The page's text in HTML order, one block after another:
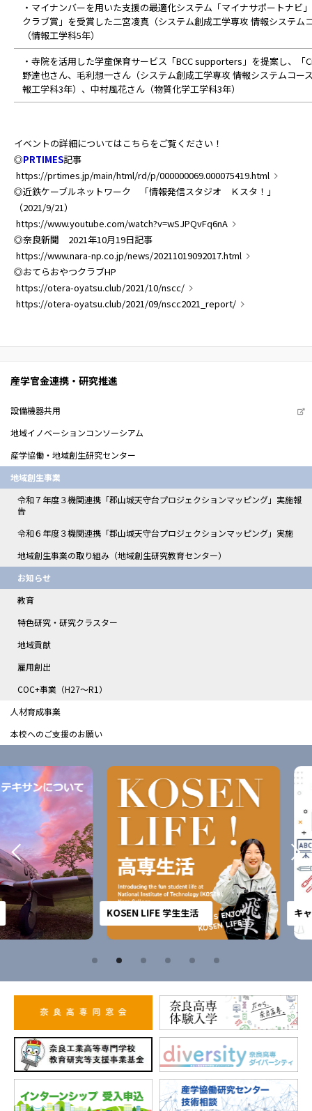
・マイナンバーを用いた支援の最適化システム「マイナサポートナビ
クラブ賞」を受賞した二宮凌真（システム創成工学専攻 情報システム
（情報工学科5年）
・寺院を活用した学童保育サービス「BCC supporters」を提案し、「
野達也さん、毛利想一さん（システム創成工学専攻 情報システムコー
報工学科3年）、中村風花さん（物質化学工学科3年）
イベントの詳細についてはこちらをご覧ください！
◎PRTIMES記事
https://prtimes.jp/main/html/rd/p/000000069.000075419.html
◎近鉄ケーブルネットワーク 「情報発信スタジオ Ｋスタ！」
（2021/9/21）
https://www.youtube.com/watch?v=wSJPQvFq6nA
◎奈良新聞 2021年10月19日記事
https://www.nara-np.co.jp/news/20211019092017.html
◎おてらおやつクラブHP
https://otera-oyatsu.club/2021/10/nscc/
https://otera-oyatsu.club/2021/09/nscc2021_report/
産学官金連携・研究推進
設備機器共用
地域イノベーションコンソーシアム
産学協働・地域創生研究センター
地域創生事業
令和７年度３機関連携「郡山城天守台プロジェクションマッピング」実施報
告
令和６年度３機関連携「郡山城天守台プロジェクションマッピング」実施
地域創生事業の取り組み（地域創生研究教育センター）
お知らせ
教育
特色研究・研究クラスター
地域貢献
雇用創出
COC+事業（H27～R1）
人材育成事業
本校へのご支援のお願い
KOSEN LIFE 学生生活 キャンパス